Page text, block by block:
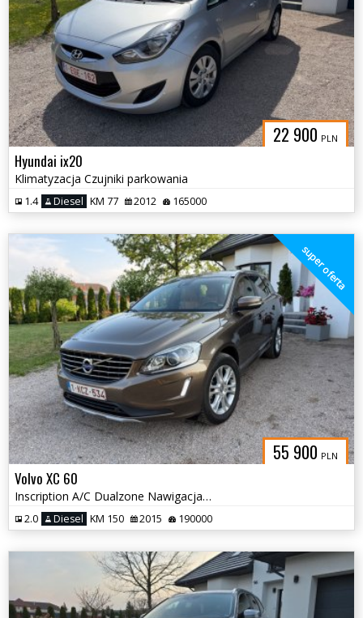
22 900 PLN
Hyundai ix20
Klimatyzacja Czujniki parkowania
1.4 Diesel KM 77 2012 165000
55 900 PLN
super oferta
Volvo XC 60
Inscription A/C Dualzone Nawigacja Tempomat Czujniki
2.0 Diesel KM 150 2015 190000